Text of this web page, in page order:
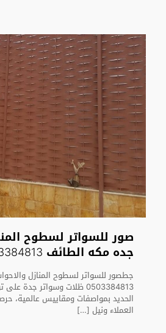
صور للسواتر لسطوح
جده مكه الطائف 0503384813
جطصور للسواتر لسطوح المنازل
0503384813 ظلات وسواتر
الحديد بمواصفات ومقاييس عالمية،
العملاء ونيل […]